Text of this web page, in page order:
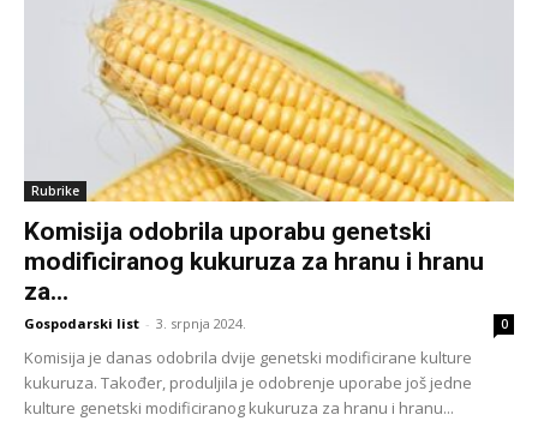
Rubrike
Komisija odobrila uporabu genetski
modificiranog kukuruza za hranu i hranu
za...
Gospodarski list - 3. srpnja 2024. 0
Komisija je danas odobrila dvije genetski modificirane kulture
kukuruza. Također, produljila je odobrenje uporabe još jedne
kulture genetski modificiranog kukuruza za hranu i hranu...